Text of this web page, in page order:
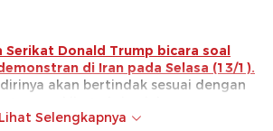
Serikat Donald Trump bicara soal
di Iran pada Selasa (13/1).
akan bertindak sesuai dengan
Lihat Selengkapnya